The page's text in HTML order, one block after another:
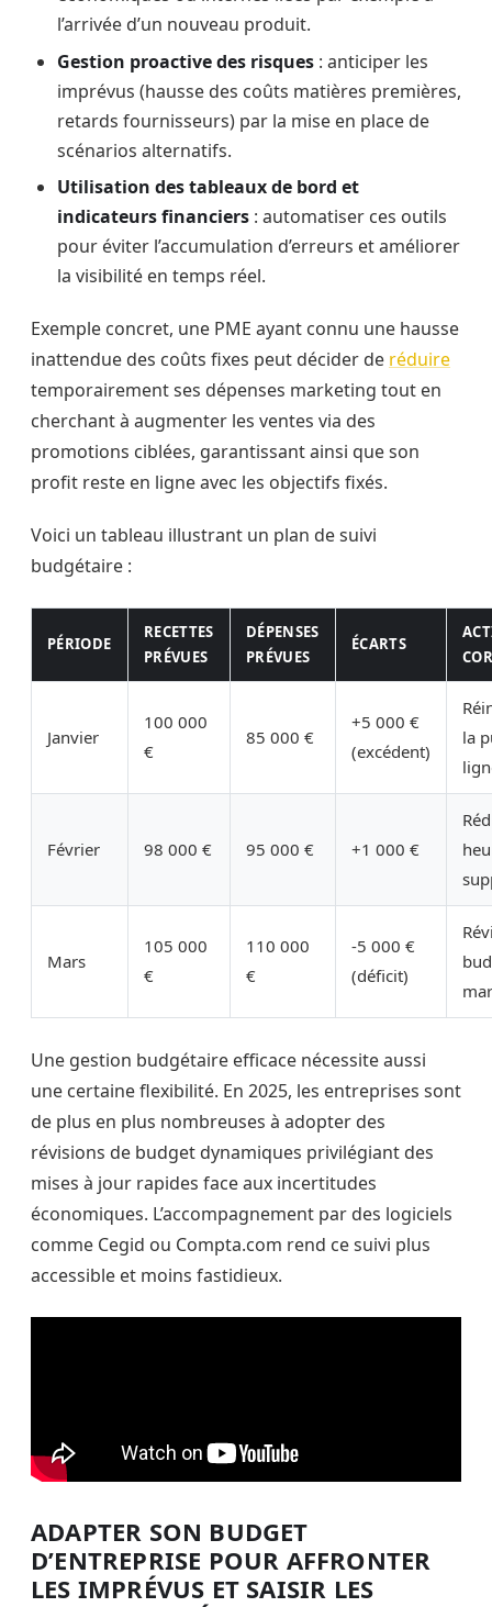
l’arrivée d’un nouveau produit.
Gestion proactive des risques : anticiper les
imprévus (hausse des coûts matières premières,
retards fournisseurs) par la mise en place de
scénarios alternatifs.
Utilisation des tableaux de bord et
indicateurs financiers : automatiser ces outils
pour éviter l’accumulation d’erreurs et améliorer
la visibilité en temps réel.
Exemple concret, une PME ayant connu une hausse
inattendue des coûts fixes peut décider de réduire
temporairement ses dépenses marketing tout en
cherchant à augmenter les ventes via des
promotions ciblées, garantissant ainsi que son
profit reste en ligne avec les objectifs fixés.
Voici un tableau illustrant un plan de suivi
budgétaire :
PÉRIODE
RECETTES
PRÉVUES
DÉPENSES
PRÉVUES
ÉCARTS
Janvier
100 000
€
85 000 €
+5 000 €
(excédent)
la
Février 98 000 € 95 000 € +1 000 €
Mars
105 000
€
110 000
€
-5 000 €
(déficit)
Une gestion budgétaire efficace nécessite aussi
une certaine flexibilité. En 2025, les entreprises sont
de plus en plus nombreuses à adopter des
révisions de budget dynamiques privilégiant des
mises à jour rapides face aux incertitudes
économiques. L’accompagnement par des logiciels
comme Cegid ou Compta.com rend ce suivi plus
accessible et moins fastidieux.
ADAPTER SON BUDGET
D’ENTREPRISE POUR AFFRONTER
LES IMPRÉVUS ET SAISIR LES